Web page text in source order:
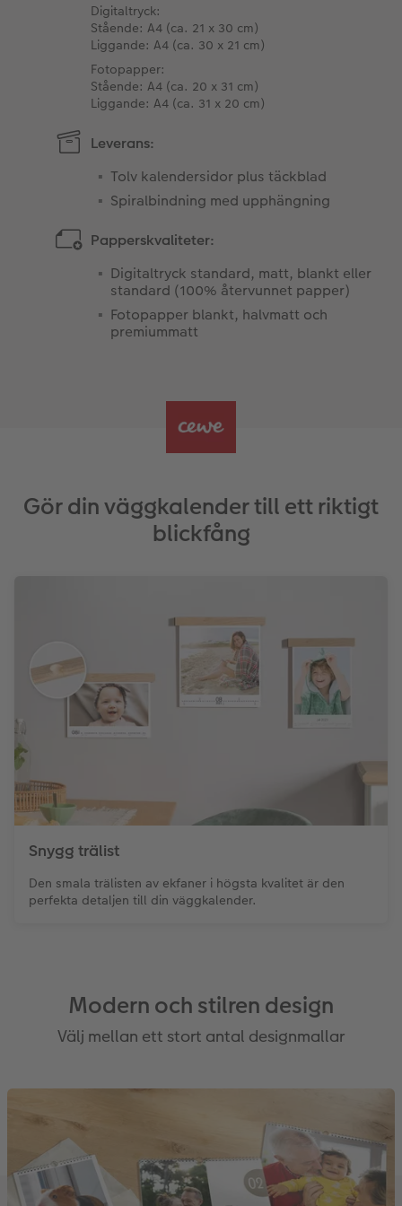
Digitaltryck:​
Stående: A4 (ca. 21 x 30 cm)​
Liggande: A4 (ca. 30 x 21 cm)​
Fotopapper​:
Stående: A4 (ca. 20 x 31 cm)​
Liggande: A4 (ca. 31 x 20 cm)
Leverans:
Tolv kalendersidor plus täckblad
Spiralbindning med upphängning
Papperskvaliteter:
Digitaltryck standard, matt, blankt eller
standard (100% återvunnet papper)
Fotopapper blankt, halvmatt och
premiummatt
Gör din väggkalender till ett riktigt
blickfång
Snygg trälist
Den smala trälisten av ekfaner i högsta kvalitet är den
perfekta detaljen till din väggkalender.
Modern och stilren design
Välj mellan ett stort antal designmallar